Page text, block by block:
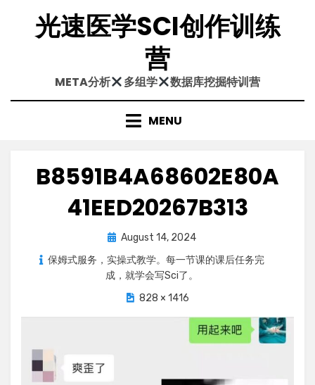
content光速医学SCI创作训练
营
META分析 多组学 数据库挖掘特训营
MENU
B8591B4A68602E80A
41EED20267B313
Posted
on
August 14, 2024
保姆式服务，实操式教学。每一节课的课后任务完
成，就学会写Sci了。
828 × 1416